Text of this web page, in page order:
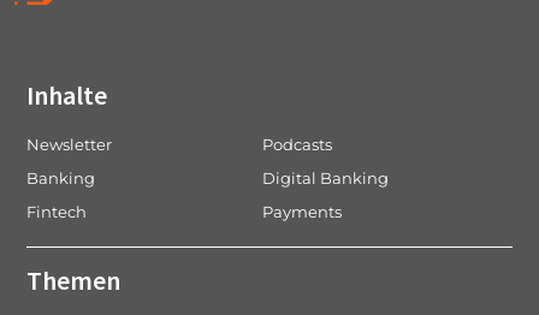
Inhalte
Newsletter
Podcasts
Banking
Digital Banking
Fintech
Payments
Themen